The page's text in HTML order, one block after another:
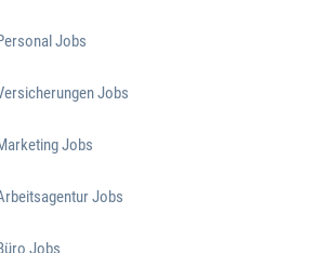
Jobs
Jobs
Jobs
Jobs
Jobs